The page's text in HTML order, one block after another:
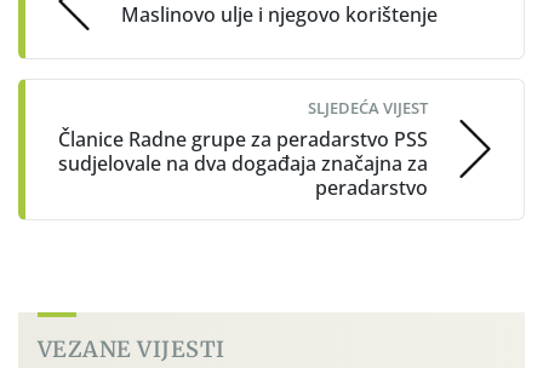
Maslinovo ulje i njegovo korištenje
SLJEDEĆA VIJEST
Članice Radne grupe za peradarstvo PSS
sudjelovale na dva događaja značajna za
peradarstvo
VEZANE VIJESTI